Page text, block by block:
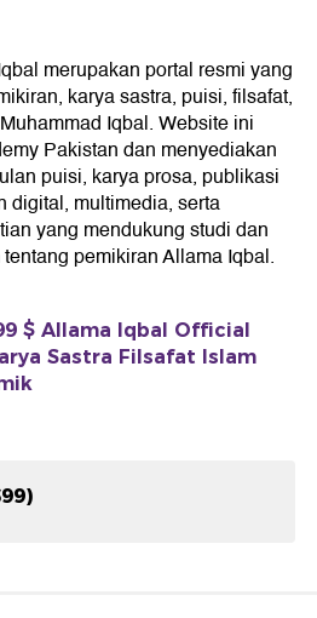
merupakan portal resmi yang
karya sastra, puisi, filsafat,
Iqbal. Website ini
Pakistan dan menyediakan
puisi, karya prosa, publikasi
digital, multimedia, serta
yang mendukung studi dan
pemikiran Allama Iqbal.
$ Allama Iqbal Official
Sastra Filsafat Islam